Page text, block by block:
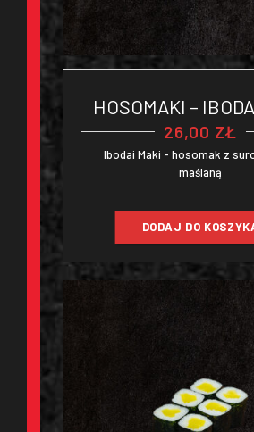
HOSOMAKI –
26,00 ZŁ
Ibodai Maki - hosomak z
maślaną
DODAJ DO